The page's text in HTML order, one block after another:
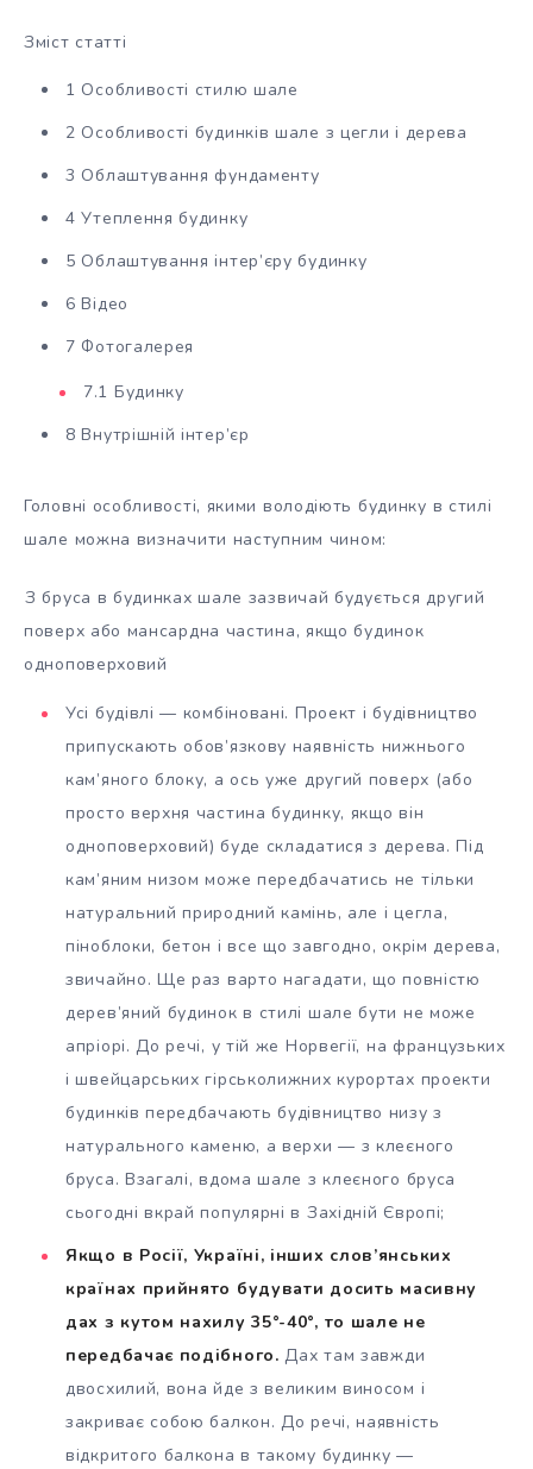
Зміст статті
1 Особливості стилю шале
2 Особливості будинків шале з цегли і дерева
3 Облаштування фундаменту
4 Утеплення будинку
5 Облаштування інтер’єру будинку
6 Відео
7 Фотогалерея
7.1 Будинку
8 Внутрішній інтер’єр
Головні особливості, якими володіють будинку в стилі
шале можна визначити наступним чином:
З бруса в будинках шале зазвичай будується другий
поверх або мансардна частина, якщо будинок
одноповерховий
Усі будівлі — комбіновані. Проект і будівництво
припускають обов’язкову наявність нижнього
кам’яного блоку, а ось уже другий поверх (або
просто верхня частина будинку, якщо він
одноповерховий) буде складатися з дерева. Під
кам’яним низом може передбачатись не тільки
натуральний природний камінь, але і цегла,
піноблоки, бетон і все що завгодно, окрім дерева,
звичайно. Ще раз варто нагадати, що повністю
дерев’яний будинок в стилі шале бути не може
апріорі. До речі, у тій же Норвегії, на французьких
і швейцарських гірськолижних курортах проекти
будинків передбачають будівництво низу з
натурального каменю, а верхи — з клеєного
бруса. Взагалі, вдома шале з клеєного бруса
сьогодні вкрай популярні в Західній Європі;
Якщо в Росії, Україні, інших слов’янських
країнах прийнято будувати досить масивну
дах з кутом нахилу 35°-40°, то шале не
передбачає подібного. Дах там завжди
двосхилий, вона йде з великим виносом і
закриває собою балкон. До речі, наявність
відкритого балкона в такому будинку —